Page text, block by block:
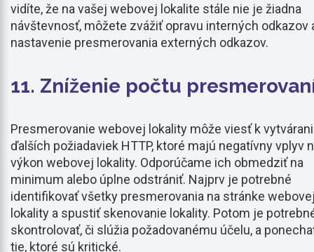
vidíte, že na vašej webovej lokalite stále nie je žiadna
návštevnosť, môžete zvážiť opravu interných odkazov
nastavenie presmerovania externých odkazov.
11. Zníženie počtu
Presmerovanie webovej lokality môže viesť k
ďalších požiadaviek HTTP, ktoré majú negatívny vplyv
výkon webovej lokality. Odporúčame ich obmedziť na
minimum alebo úplne odstrániť. Najprv je potrebné
identifikovať všetky presmerovania na stránke
lokality a spustiť skenovanie lokality. Potom je
skontrolovať, či slúžia požadovanému účelu, a
tie, ktoré sú kritické.